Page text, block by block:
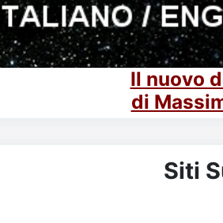
Il nuovo
di
Siti